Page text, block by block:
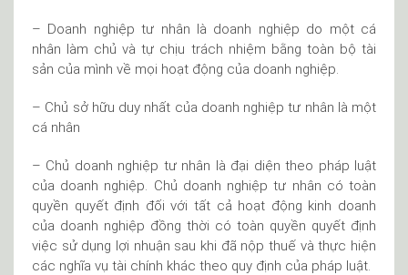
– Doanh nghiệp tư nhân là doanh nghiệp do một cá
nhân làm chủ và tự chịu trách nhiệm bằng toàn bộ tài
sản của mình về mọi hoạt động của doanh nghiệp.
– Chủ sở hữu duy nhất của doanh nghiệp tư nhân là một
cá nhân
– Chủ doanh nghiệp tư nhân là đại diện theo pháp luật
của doanh nghiệp. Chủ doanh nghiệp tư nhân có toàn
quyền quyết định đối với tất cả hoạt động kinh doanh
của doanh nghiệp đồng thời có toàn quyền quyết định
việc sử dụng lợi nhuận sau khi đã nộp thuế và thực hiện
các nghĩa vụ tài chính khác theo quy định của pháp luật.